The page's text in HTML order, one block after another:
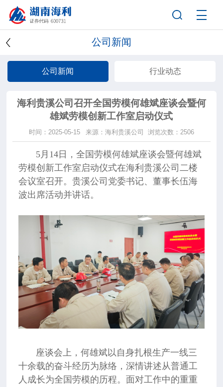
公司新闻
公司新闻 行业动态
海利贵溪公司召开全国劳模何雄斌座谈会暨何
雄斌劳模创新工作室启动仪式
时间：2025-05-15 来源：海利贵溪公司 浏览次数：2506
5月14日，全国劳模何雄斌座谈会暨何雄斌
劳模创新工作室启动仪式在海利贵溪公司二楼
会议室召开。贵溪公司党委书记、董事长伍海
波出席活动并讲话。
座谈会上，何雄斌以自身扎根生产一线三
十余载的奋斗经历为脉络，深情讲述从普通工
人成长为全国劳模的历程。面对工作中的重重